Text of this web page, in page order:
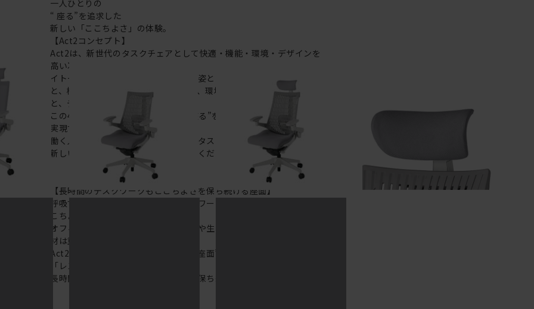
一人ひとりの
“ 座る”を追求した
新しい「ここちよさ」の体験。
【Act2コンセプト】
Act2は、新世代のタスクチェアとして快適・機能・環境・デザインを
高い次元で実現。
イトーキは、タスクチェアのあるべき姿として、いつも快適であるこ
と、機能的でストレスなく座れること、環境に十分配慮されているこ
と、デザインとしても心地よいこと。
この4つをテーマに、一人ひとりの“座る”を追求。すべてを高い次元で
実現することに挑戦しました。
働く人々に寄り添う、さらに進化したタスクチェア「Act2」。
新しい「ここちよさ」を、ぜひご体験ください。
【長時間のデスクワークもここちよさを保ち続ける座面】
呼吸する座面で支える長時間のデスクワークでも、通気性がよく、こ
こちよい。
オフィスチェアの座り心地は、集中力や生産性に関わるため、座面素
材は重要なポイントに。
Act2は、通気性にすぐれた “呼吸する座面”を可能にした新開発素材
「レスピテック」を採用。
長時間のデスクワークもここちよさを保ち続けます。